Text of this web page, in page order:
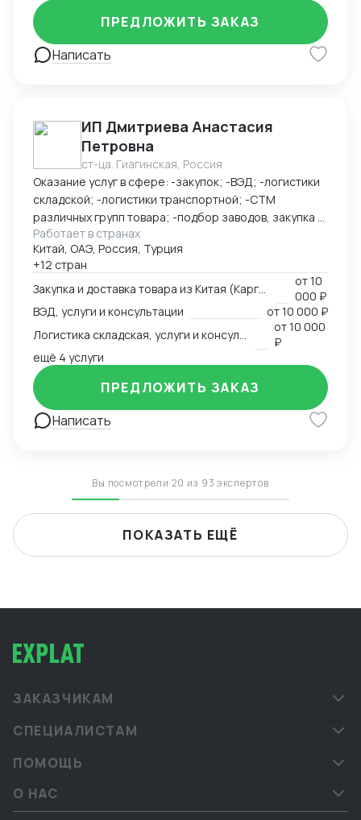
Пришлите ссылку на товар или фото, его количество,
и я рассчитаю стоимость доставки
Написать
ПРЕДЛОЖИТЬ ЗАКАЗ
ИП Дмитриева Анастасия
Петровна
ст-ца. Гиагинская, Россия
Оказание услуг в сфере: -закупок; -ВЭД; -логистики
складской; -логистики транспортной; -СТМ
различных групп товара; -подбор заводов, закупка и
доставка товара из Китая (КАРГО и Белый ввоз)
Страны с которыми работаю по сей день: Европа,
США, ОАЭ, Турция, Китай, СНГ
Работает в странах
Китай, ОАЭ, Россия, Турция
+12 стран
от10
000 ₽
ВЭД, услуги и консультации
от10 000 ₽
от10 000
₽
ещё 4 услуги
Написать
ПРЕДЛОЖИТЬ ЗАКАЗ
Вы посмотрели 20 из 93 экспертов
ПОКАЗАТЬ ЕЩЁ
ЗАКАЗЧИКАМ
СПЕЦИАЛИСТАМ
ПОМОЩЬ
О НАС